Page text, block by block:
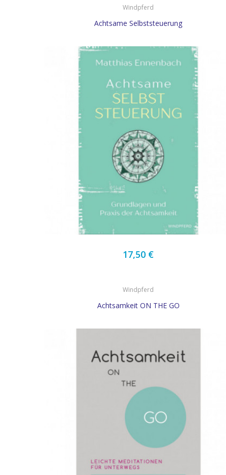
Windpferd
Achtsame Selbststeuerung
17,50 €
Windpferd
Achtsamkeit ON THE GO